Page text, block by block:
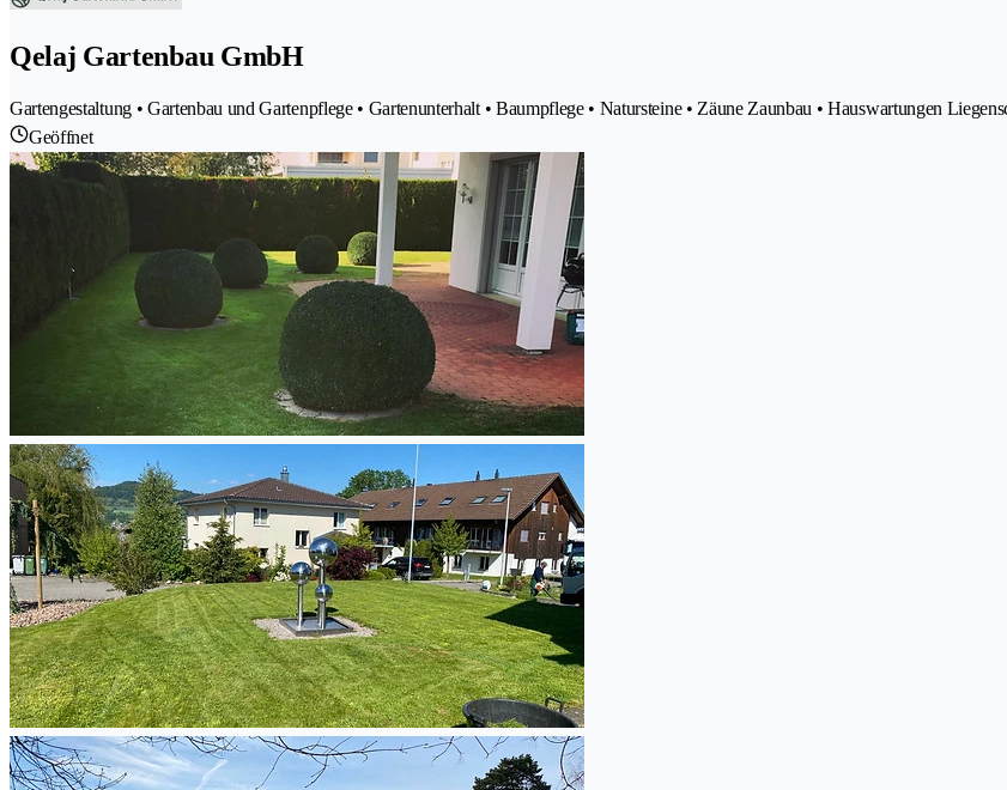
Qelaj Gartenbau GmbH
Gartengestaltung • Gartenbau und Gartenpflege • Gartenunterhalt • Baumpflege • Natursteine • Zäune Zaunbau • Hauswartungen
Geöffnet